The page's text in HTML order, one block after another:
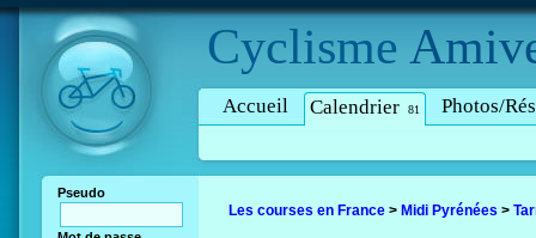
Cyclisme
Accueil Calendrier 81 Photos/
Pseudo
Les courses en France > Midi Pyrénées >